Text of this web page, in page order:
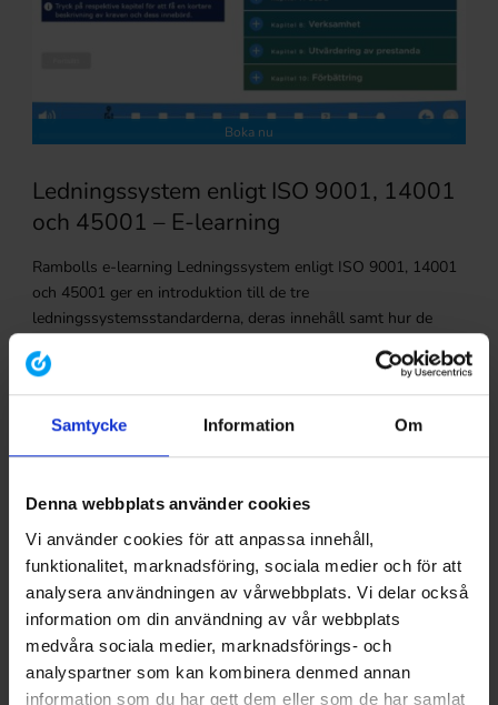
Samtycke Information Om
Denna webbplats använder cookies
Vi använder cookies för att anpassa innehåll,
funktionalitet, marknadsföring, sociala medier och för att
analysera användningen av vårwebbplats. Vi delar också
information om din användning av vår webbplats
medvåra sociala medier, marknadsförings- och
analyspartner som kan kombinera denmed annan
information som du har gett dem eller som de har samlat
Boka nu
Ledningssystem enligt ISO 9001, 14001
och 45001 – E-learning
Rambolls e-learning Ledningssystem enligt ISO 9001, 14001
och 45001 ger en introduktion till de tre
ledningssystemsstandarderna, deras innehåll samt hur de
Läs mer